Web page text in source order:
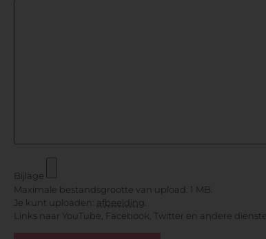
Bijlage
Maximale bestandsgrootte van upload: 1 MB.
Je kunt uploaden: afbeelding.
Links naar YouTube, Facebook, Twitter en andere